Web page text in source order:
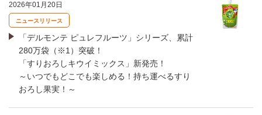
2026年01月20日
ニュースリリース
「デルモンテ ピュレフルーツ」シリーズ、累計
280万袋（※1）突破！
「すりおろしキウイミックス」新発売！
～いつでもどこでも楽しめる！持ち運べるすり
おろし果実！～